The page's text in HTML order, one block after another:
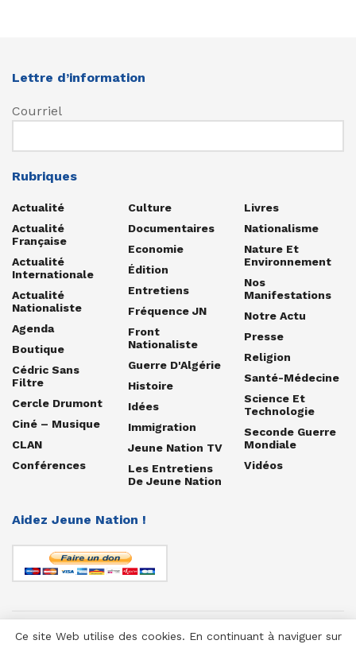
Lettre d’information
Courriel
Rubriques
Actualité
Actualité
Française
Actualité
Internationale
Actualité
Nationaliste
Agenda
Boutique
Cédric Sans
Filtre
Cercle Drumont
Ciné – Musique
CLAN
Conférences
Culture
Documentaires
Economie
Édition
Entretiens
Fréquence JN
Front
Nationaliste
Guerre D'Algérie
Histoire
Idées
Immigration
Jeune Nation TV
Les Entretiens
De Jeune Nation
Livres
Nationalisme
Nature Et
Environnement
Nos
Manifestations
Notre Actu
Presse
Religion
Santé-Médecine
Science Et
Technologie
Seconde Guerre
Mondiale
Vidéos
Aidez Jeune Nation !
Ce site Web utilise des cookies. En continuant à naviguer sur